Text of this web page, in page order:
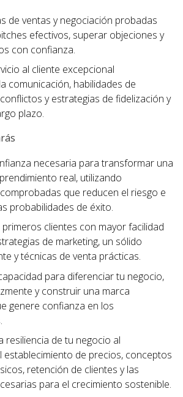
de ventas y negociación probadas
efectivos, superar objeciones y
con confianza.
al cliente excepcional
comunicación, habilidades de
y estrategias de fidelización y
plazo.
necesaria para transformar una
real, utilizando
que reducen el riesgo e
probabilidades de éxito.
clientes con mayor facilidad
de marketing, un sólido
y técnicas de venta prácticas.
para diferenciar tu negocio,
y construir una marca
genere confianza en los
resiliencia de tu negocio al
establecimiento de precios, conceptos
retención de clientes y las
para el crecimiento sostenible.